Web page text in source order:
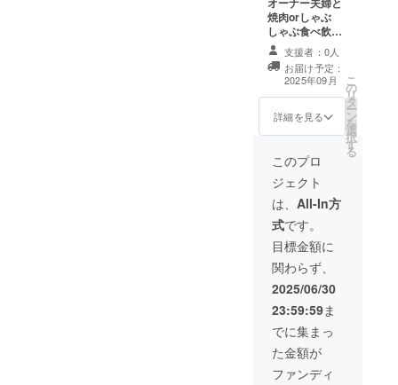
焼肉orしゃぶ
しゃぶ食べ飲み
放題（店はオー
ナー指定）、愛
を込めたサンク
スメール 開催時
期：2025年秋頃
（9〜11月を予
焼肉orオーナー
におまかせ い
ずれかを記載く
ださい。
支援者：0人
お届け予定：
2025年09月
詳細を見る
こ
の
リ
タ
ー
ン
を
選
択
す
る
このプロ
ジェクト
は、 All-In方
式です。
目標金額に
関わらず、
2025/06/30
23:59:59ま
でに集まっ
た金額が
ファンディ